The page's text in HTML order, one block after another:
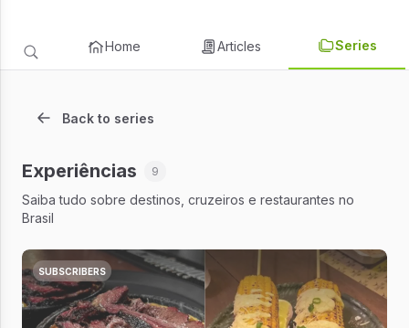
Home Articles Series
Back to series
Experiências 9
Saiba tudo sobre destinos, cruzeiros e restaurantes no
Brasil
SUBSCRIBERS